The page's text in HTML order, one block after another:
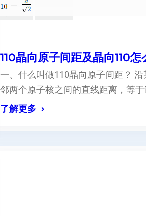
110晶向原子间距及晶向110怎
一、什么叫做110晶向原子间距？ 沿
邻两个原子核之间的直线距离，等
了解更多